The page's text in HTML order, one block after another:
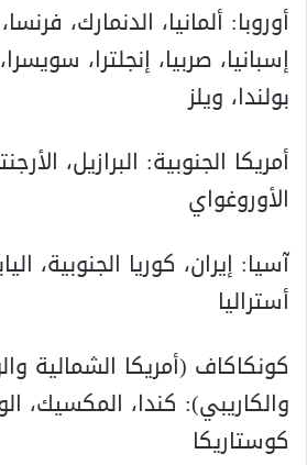
أوروبا: ألمانيا، الدنمارك،
إسبانيا، صربيا، إنجلترا،
بولندا، ويلز
أمريكا الجنوبية: البرازيل،
الأوروغواي
آسيا: إيران، كوريا الجنوبية،
أستراليا
كونكاكاف (أمريكا الشمالية
والكاريبي): كندا، المكسيك،
كوستاريكا